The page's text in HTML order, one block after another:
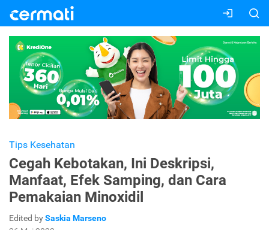
Tips Kesehatan
Cegah Kebotakan, Ini Deskripsi,
Manfaat, Efek Samping, dan Cara
Pemakaian Minoxidil
Edited bySaskia Marseno